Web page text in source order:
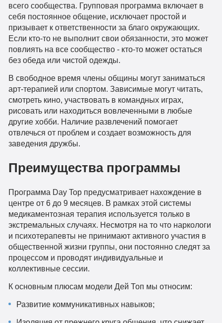
всего сообщества. Групповая программа включает в
себя постоянное общение, исключает простой и
призывает к ответственности за благо окружающих.
Если кто-то не выполнит свои обязанности, это может
повлиять на все сообщество - кто-то может остаться
без обеда или чистой одежды.
В свободное время члены общины могут заниматься
арт-терапией или спортом. Зависимые могут читать,
смотреть кино, участвовать в командных играх,
рисовать или находиться вовлеченными в любые
другие хобби. Наличие развлечений помогает
отвлечься от проблем и создает возможность для
заведения дружбы.
Преимущества программы
Программа Day Top предусматривает нахождение в
центре от 6 до 9 месяцев. В рамках этой системы
медикаментозная терапия используется только в
экстремальных случаях. Несмотря на то что наркологи
и психотерапевты не принимают активного участия в
общественной жизни группы, они постоянно следят за
процессом и проводят индивидуальные и
коллективные сессии.
К основным плюсам модели Дей Топ мы относим:
Развитие коммуникативных навыков;